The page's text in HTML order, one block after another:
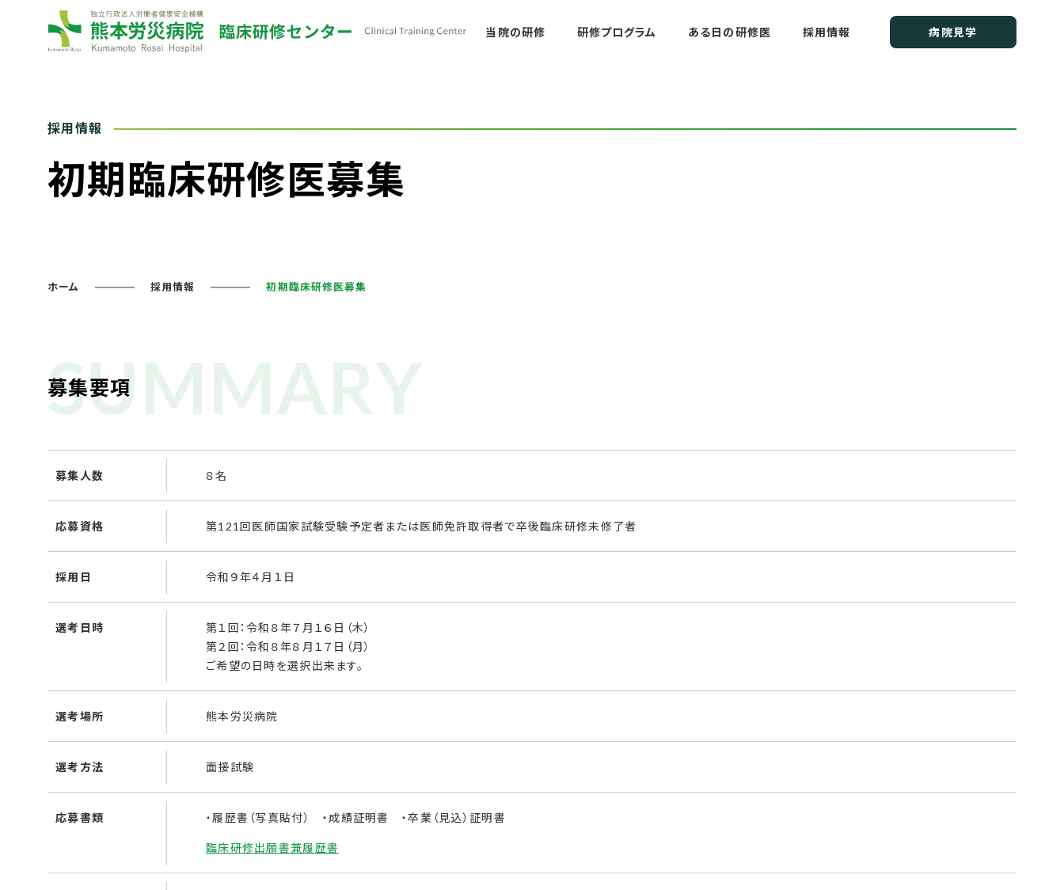
熊本労災病院 臨床研修センター
当院の研修 研修プログラム ある日の研修医 採用情報 病院見学
初期臨床研修医募集
ホーム 採用情報 初期臨床研修医募集
募集要項
募集人数 ８名
応募資格 第121回医師国家試験受験予定者または医師免許取得者で卒後臨床研修未修了者
採用日 令和９年４月１日
選考日時
第１回：令和８年７月１６日（木）
第２回：令和８年８月１７日（月）
ご希望の日時を選択出来ます。
選考場所 熊本労災病院
選考方法 面接試験
応募書類 ・履歴書（写真貼付） ・成績証明書 ・卒業（見込）証明書
臨床研修出願書兼履歴書